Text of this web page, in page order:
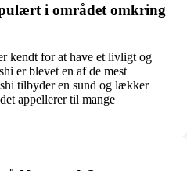
i området omkring
kendt for at have et livligt og
er blevet en af de mest
tilbyder en sund og lækker
appellerer til mange